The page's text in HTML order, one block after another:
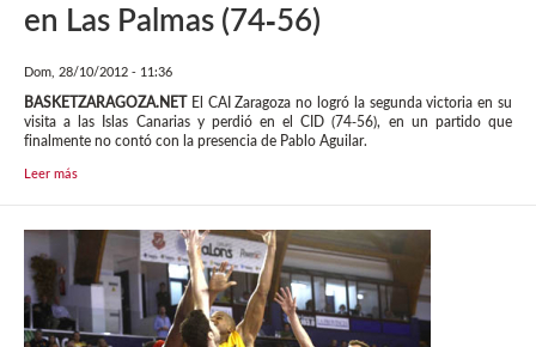
en Las Palmas (74-56)
Dom, 28/10/2012 - 11:36
BASKETZARAGOZA.NET El CAI Zaragoza no logró la segunda victoria en su
visita a las Islas Canarias y perdió en el CID (74-56), en un partido que
finalmente no contó con la presencia de Pablo Aguilar.
Leer más